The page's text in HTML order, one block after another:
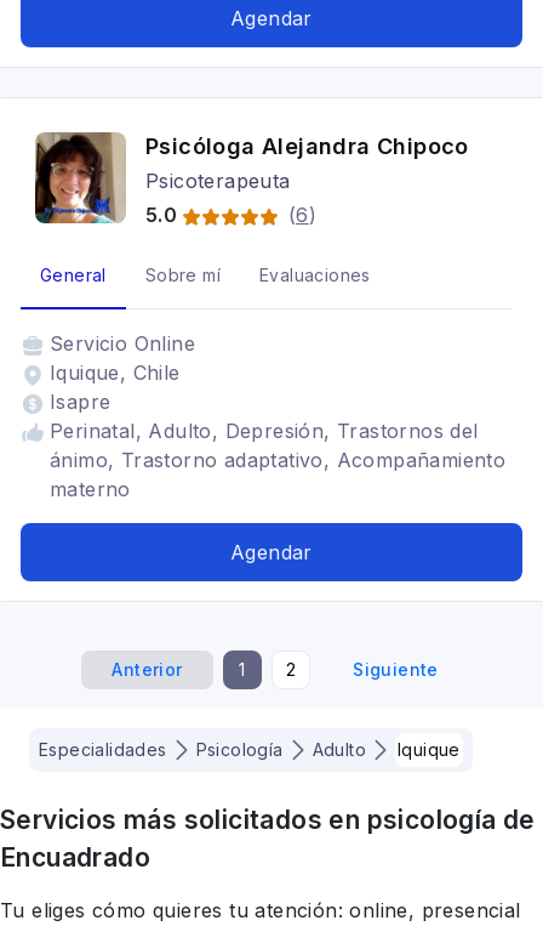
Agendar
Psicóloga Alejandra Chipoco
Psicoterapeuta
5.0
(6)
General Sobre mí Evaluaciones
Servicio Online
Iquique, Chile
Isapre
Perinatal, Adulto, Depresión, Trastornos del
ánimo, Trastorno adaptativo, Acompañamiento
materno
Agendar
Anterior 1 2 Siguiente
Especialidades Psicología Adulto Iquique
Servicios más solicitados en psicología de
Encuadrado
Tu eliges cómo quieres tu atención: online, presencial